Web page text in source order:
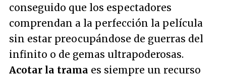
conseguido que los espectadores
comprendan a la perfección la película
sin estar preocupándose de guerras del
infinito o de gemas ultrapoderosas.
Acotar la trama es siempre un recurso